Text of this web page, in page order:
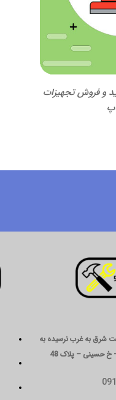
و فروش تجهیزات
شرق به غرب نرسیده به
خ حسینی – پلاک 48